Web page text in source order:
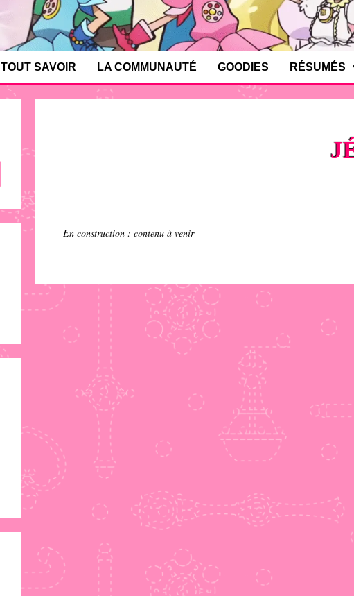
TOUT SAVOIR LA COMMUNAUTÉ GOODIES RÉSUMÉS
En construction : contenu à venir